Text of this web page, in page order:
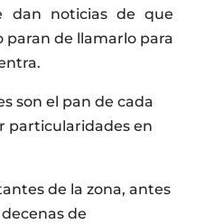
dan noticias de que
paran de llamarlo para
son el pan de cada
particularidades en
de la zona, antes
de